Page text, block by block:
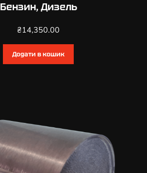
Бензин, Дизель
₴14,350.00
Додати в кошик